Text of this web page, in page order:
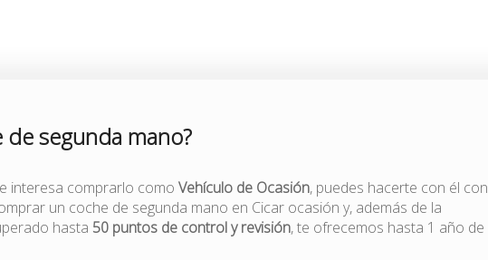
segunda mano?
interesa comprarlo como Vehículo de Ocasión, puedes hacerte con él con
un coche de segunda mano en Cicar ocasión y, además de la
hasta 50 puntos de control y revisión, te ofrecemos hasta 1 año de